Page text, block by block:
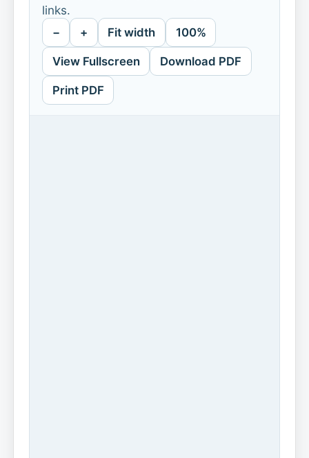
links.
− + Fit width 100%
View Fullscreen Download PDF
Print PDF